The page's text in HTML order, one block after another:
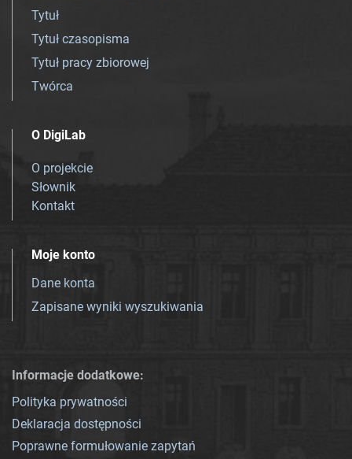
Tytuł
Tytuł czasopisma
Tytuł pracy zbiorowej
Twórca
O DigiLab
O projekcie
Słownik
Kontakt
Moje konto
Dane konta
Zapisane wyniki wyszukiwania
Informacje dodatkowe:
Polityka prywatności
Deklaracja dostępności
Poprawne formułowanie zapytań